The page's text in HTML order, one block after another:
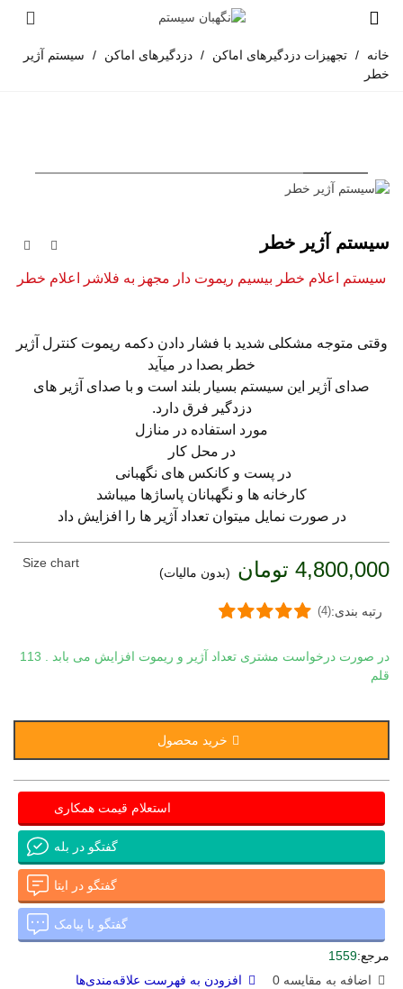
خانه / تجهیزات دزدگیرهای اماکن / دزدگیرهای اماکن /
سیستم آژیر
خطر
سیستم آژیر خطر
سیستم اعلام خطر بیسیم ریموت دار مجهز به فلاشر اعلام خطر
وقتی متوجه مشکلی شدید با فشار دادن دکمه ریموت کنترل آژیر
خطر بصدا در میآید
صدای آژیر این سیستم بسیار بلند است و با صدای آژیر های
دزدگیر فرق دارد.
مورد استفاده در منازل
در محل کار
در پست و کانکس های نگهبانی
کارخانه ها و نگهبانان پاساژها میباشد
در صورت نمایل میتوان تعداد آژیر ها را افزایش داد
4,800,000 تومان (بدون مالیات)
رتبه بندی:(4)
Size chart
در صورت درخواست مشتری تعداد آژیر و ریموت افزایش می بابد . 113
قلم
خرید محصول
استعلام قیمت همکاری
گفتگو در بله
گفتگو در ایتا
گفتگو با پیامک
مرجع:1559
اضافه به مقایسه 0
افزودن به فهرست علاقه‌مندی‌ها